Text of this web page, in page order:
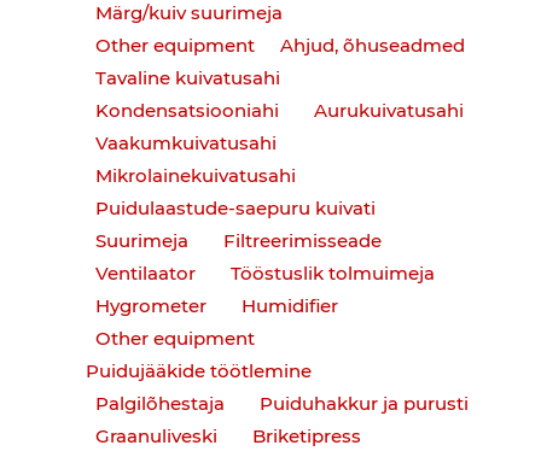
Märg/kuiv suurimeja
Other equipment
Ahjud, õhuseadmed
Tavaline kuivatusahi
Kondensatsiooniahi
Aurukuivatusahi
Vaakumkuivatusahi
Mikrolainekuivatusahi
Puidulaastude-saepuru kuivati
Suurimeja
Filtreerimisseade
Ventilaator
Tööstuslik tolmuimeja
Hygrometer
Humidifier
Other equipment
Puidujääkide töötlemine
Palgilõhestaja
Puiduhakkur ja purusti
Graanuliveski
Briketipress